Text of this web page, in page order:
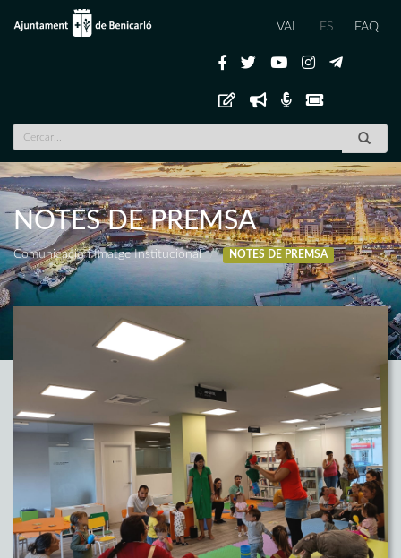
VAL ES FAQ
NOTES DE PREMSA
Comunicació i Imatge Institucional NOTES DE PREMSA